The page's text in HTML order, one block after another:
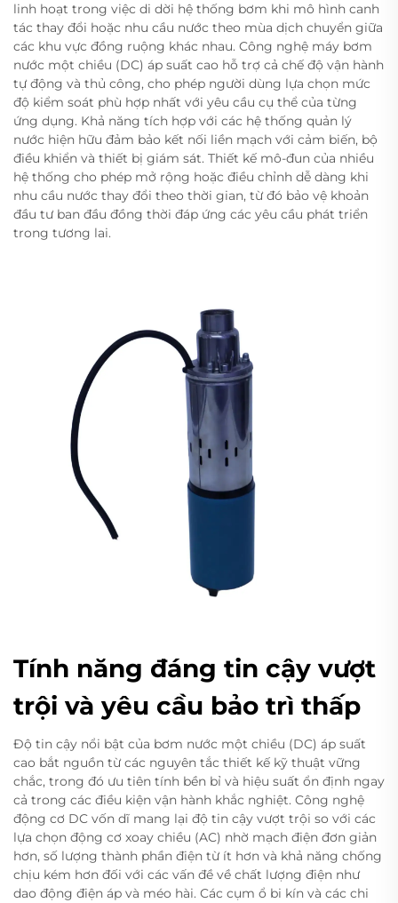
linh hoạt trong việc di dời hệ thống bơm khi mô hình canh
tác thay đổi hoặc nhu cầu nước theo mùa dịch chuyển giữa
các khu vực đồng ruộng khác nhau. Công nghệ máy bơm
nước một chiều (DC) áp suất cao hỗ trợ cả chế độ vận hành
tự động và thủ công, cho phép người dùng lựa chọn mức
độ kiểm soát phù hợp nhất với yêu cầu cụ thể của từng
ứng dụng. Khả năng tích hợp với các hệ thống quản lý
nước hiện hữu đảm bảo kết nối liền mạch với cảm biến, bộ
điều khiển và thiết bị giám sát. Thiết kế mô-đun của nhiều
hệ thống cho phép mở rộng hoặc điều chỉnh dễ dàng khi
nhu cầu nước thay đổi theo thời gian, từ đó bảo vệ khoản
đầu tư ban đầu đồng thời đáp ứng các yêu cầu phát triển
trong tương lai.
Tính năng đáng tin cậy vượt
trội và yêu cầu bảo trì thấp
Độ tin cậy nổi bật của bơm nước một chiều (DC) áp suất
cao bắt nguồn từ các nguyên tắc thiết kế kỹ thuật vững
chắc, trong đó ưu tiên tính bền bỉ và hiệu suất ổn định ngay
cả trong các điều kiện vận hành khắc nghiệt. Công nghệ
động cơ DC vốn dĩ mang lại độ tin cậy vượt trội so với các
lựa chọn động cơ xoay chiều (AC) nhờ mạch điện đơn giản
hơn, số lượng thành phần điện từ ít hơn và khả năng chống
chịu kém hơn đối với các vấn đề về chất lượng điện như
dao động điện áp và méo hài. Các cụm ổ bi kín và các chi